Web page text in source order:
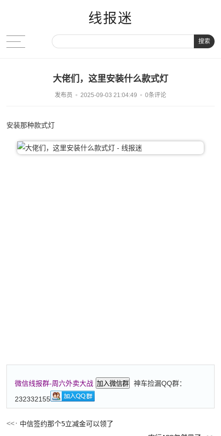
线报迷
搜索
大佬们，这里安装什么款式灯
发布员 2025-09-03 21:04:49 0条评论
安装那种款式灯
微信线报群-周六外卖大战 加入微信群
神车捡漏QQ群：
232332155
中信签约那个5立减金可以领了